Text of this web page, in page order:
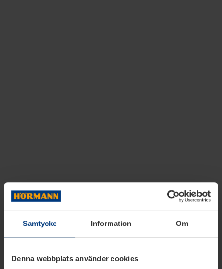
Samtycke Information Om
Denna webbplats använder cookies